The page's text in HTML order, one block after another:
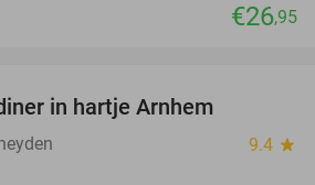
€26,95
in hartje Arnhem
9.4 star